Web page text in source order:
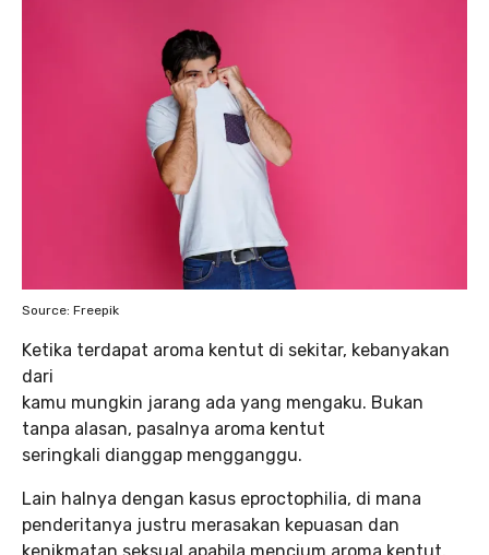
Source: Freepik
Ketika terdapat aroma kentut di sekitar, kebanyakan
dari
kamu mungkin jarang ada yang mengaku. Bukan
tanpa alasan, pasalnya aroma kentut
seringkali dianggap mengganggu.
Lain halnya dengan kasus eproctophilia, di mana
penderitanya justru merasakan kepuasan dan